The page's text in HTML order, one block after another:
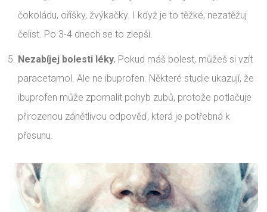
čokoládu, oříšky, žvýkačky. I když je to těžké, nezatěžuj
čelist. Po 3-4 dnech se to zlepší.
Nezabíjej bolesti léky. Pokud máš bolest, můžeš si vzít
paracetamol. Ale ne ibuprofen. Některé studie ukazují, že
ibuprofen může zpomalit pohyb zubů, protože potlačuje
přirozenou zánětlivou odpověď, která je potřebná k
přesunu.